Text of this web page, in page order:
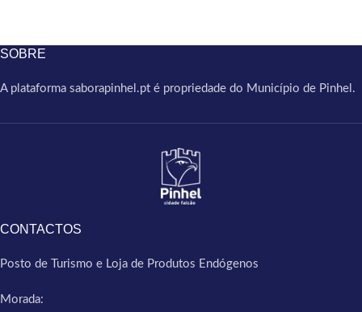
SOBRE
A plataforma saborapinhel.pt é propriedade do Município de Pinhel.
CONTACTOS
Posto de Turismo e Loja de Produtos Endógenos
Morada: